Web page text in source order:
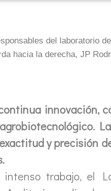
del laboratorio
hacia la derecha, JP
innovación,
y precisión
trabajo, el